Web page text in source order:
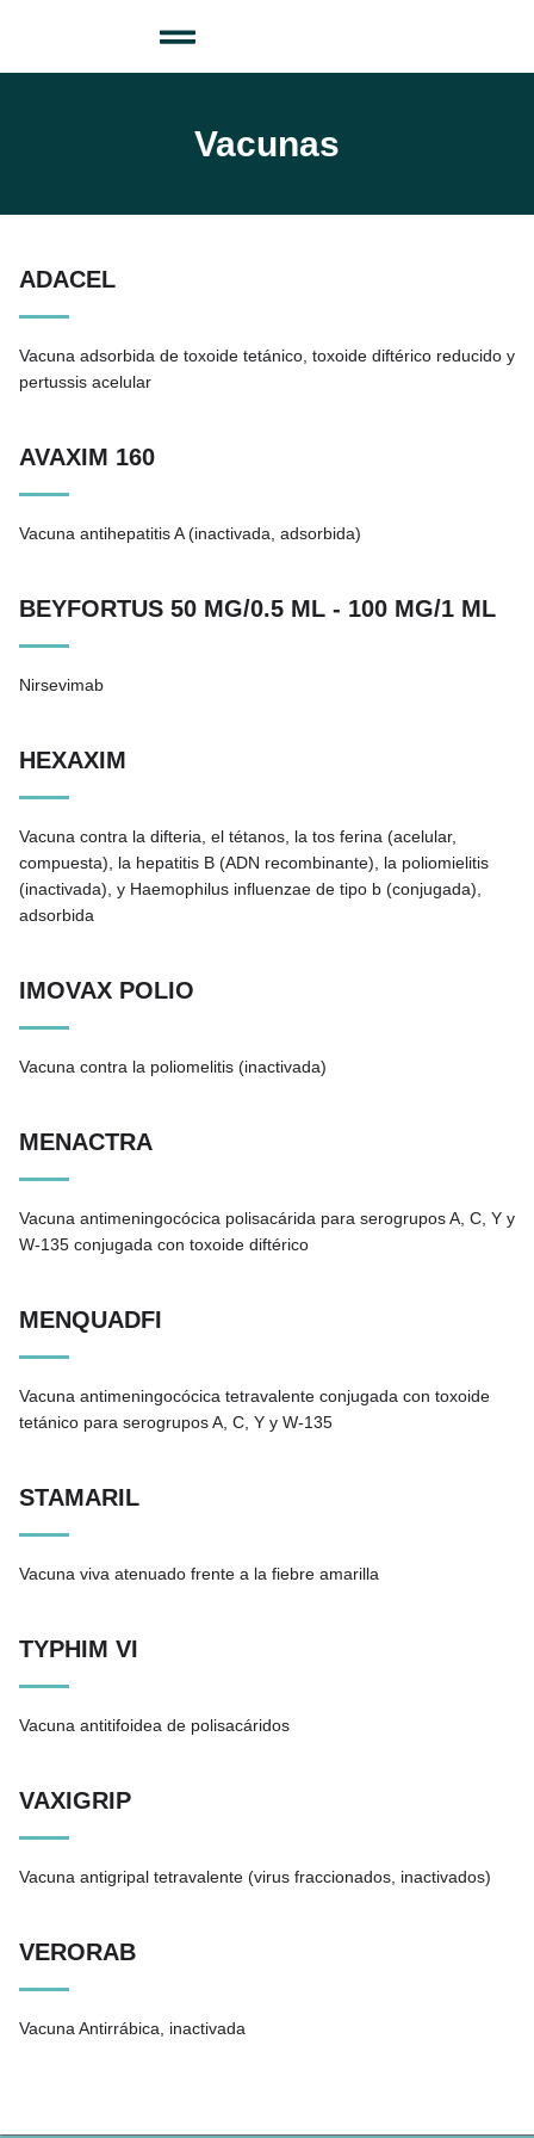
Vacunas
ADACEL
Vacuna adsorbida de toxoide tetánico, toxoide diftérico reducido y
pertussis acelular
AVAXIM 160
Vacuna antihepatitis A (inactivada, adsorbida)
BEYFORTUS 50 MG/0.5 ML - 100 MG/1 ML
Nirsevimab
HEXAXIM
Vacuna contra la difteria, el tétanos, la tos ferina (acelular,
compuesta), la hepatitis B (ADN recombinante), la poliomielitis
(inactivada), y Haemophilus influenzae de tipo b (conjugada),
adsorbida
IMOVAX POLIO
Vacuna contra la poliomelitis (inactivada)
MENACTRA
Vacuna antimeningocócica polisacárida para serogrupos A, C, Y y
W-135 conjugada con toxoide diftérico
MENQUADFI
Vacuna antimeningocócica tetravalente conjugada con toxoide
tetánico para serogrupos A, C, Y y W-135
STAMARIL
Vacuna viva atenuado frente a la fiebre amarilla
TYPHIM VI
Vacuna antitifoidea de polisacáridos
VAXIGRIP
Vacuna antigripal tetravalente (virus fraccionados, inactivados)
VERORAB
Vacuna Antirrábica, inactivada